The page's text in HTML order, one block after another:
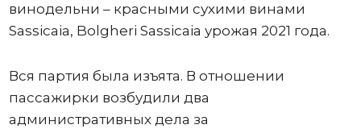
винодельни – красными сухими винами
Sassicaia, Bolgheri Sassicaia урожая 2021 года.
Вся партия была изъята. В отношении
пассажирки возбудили два
административных дела за